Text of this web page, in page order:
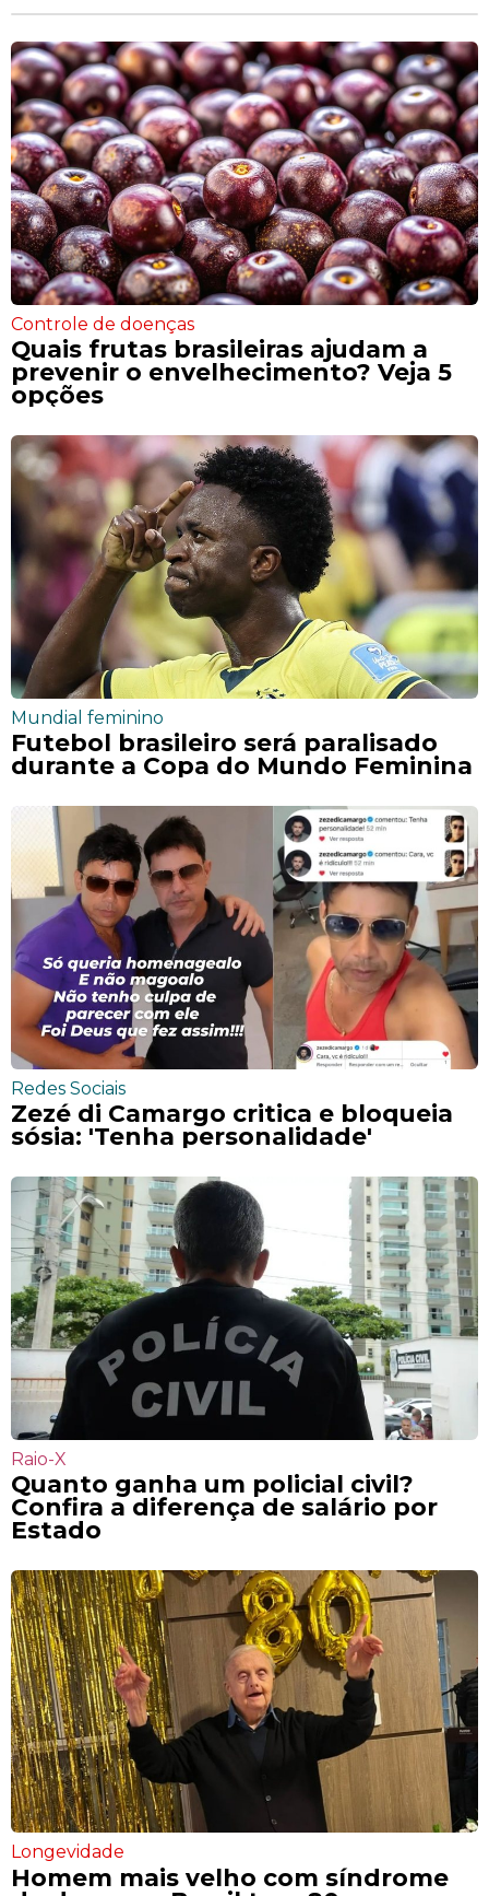
Controle de doenças
Quais frutas brasileiras ajudam a
prevenir o envelhecimento? Veja 5
opções
Mundial feminino
Futebol brasileiro será paralisado
durante a Copa do Mundo Feminina
Redes Sociais
Zezé di Camargo critica e bloqueia
sósia: 'Tenha personalidade'
Raio-X
Quanto ganha um policial civil?
Confira a diferença de salário por
Estado
Longevidade
Homem mais velho com síndrome